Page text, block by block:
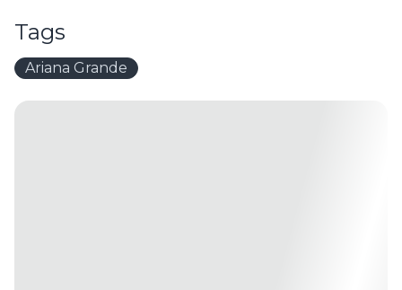
Tags
Ariana Grande